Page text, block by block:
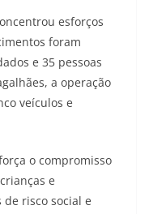
esforços
foram
e 35 pessoas
a operação
veículos e
o compromisso
e
de risco social e